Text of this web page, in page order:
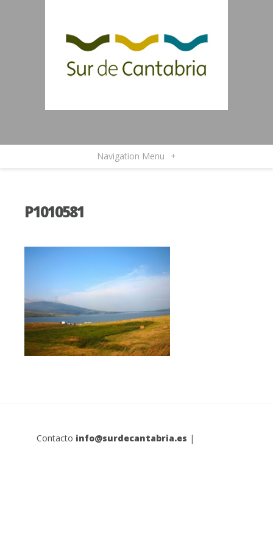
Navigation Menu +
P1010581
Contacto info@surdecantabria.es |